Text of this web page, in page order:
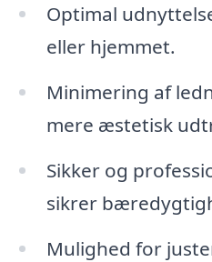
Optimal
eller hjemmet.
Minimering af
mere æstetisk
Sikker og
sikrer
Mulighed for